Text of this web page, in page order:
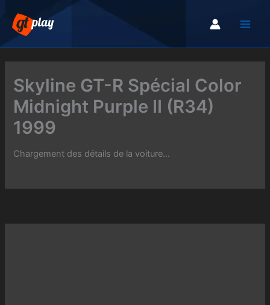
contenu
Skyline GT-R Spécial Color
Midnight Purple II (R34)
1999
Chargement des détails de la voiture...